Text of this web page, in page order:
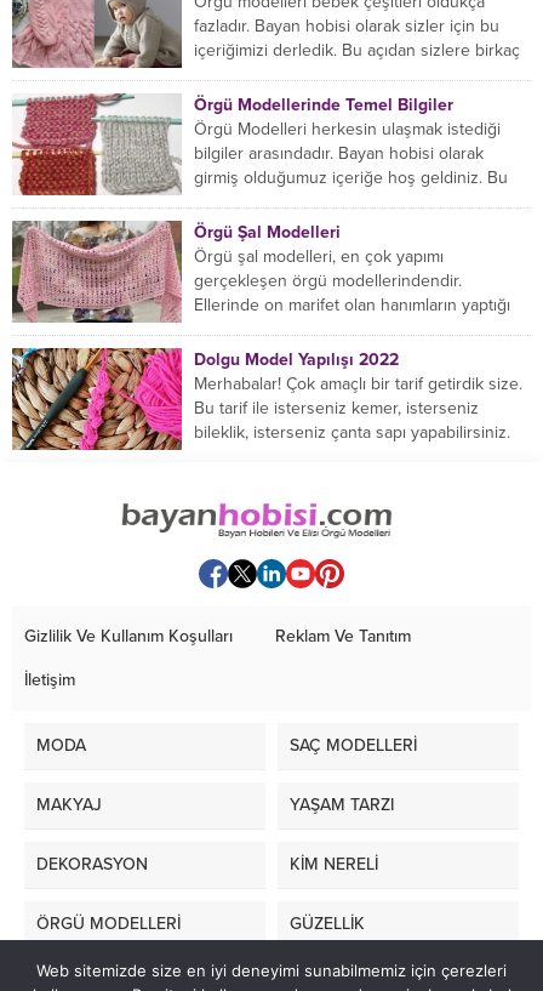
fazladır. Bayan hobisi olarak sizler için bu
içeriğimizi derledik. Bu açıdan sizlere birkaç
Örgü Modellerinde Temel Bilgiler
Örgü Modelleri herkesin ulaşmak istediği
bilgiler arasındadır. Bayan hobisi olarak
girmiş olduğumuz içeriğe hoş geldiniz. Bu
Örgü Şal Modelleri
Örgü şal modelleri, en çok yapımı
gerçekleşen örgü modellerindendir.
Ellerinde on marifet olan hanımların yaptığı
Dolgu Model Yapılışı 2022
Merhabalar! Çok amaçlı bir tarif getirdik size.
Bu tarif ile isterseniz kemer, isterseniz
bileklik, isterseniz çanta sapı yapabilirsiniz.
Gizlilik Ve Kullanım Koşulları Reklam Ve Tanıtım
İletişim
MODA SAÇ MODELLERİ
MAKYAJ YAŞAM TARZI
DEKORASYON KİM NERELİ
ÖRGÜ MODELLERİ GÜZELLİK
LİFE STYLE
Web sitemizde size en iyi deneyimi sunabilmemiz için çerezleri